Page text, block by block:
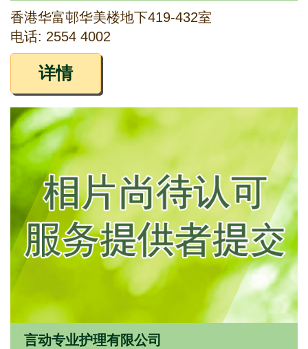
香港华富邨华美楼地下419-432室
电话: 2554 4002
详情
言动专业护理有限公司